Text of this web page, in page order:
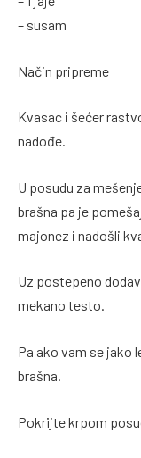
– susam
Način pripreme
Kvasac i šećer
nadođe.
U posudu za
brašna pa je
majonez i nadošli
Uz postepeno
mekano testo.
Pa ako vam se jako
brašna.
Pokrijte krpom